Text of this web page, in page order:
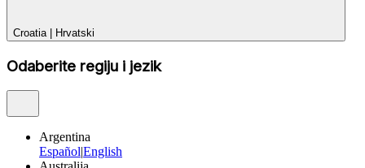
Croatia| Hrvatski
Odaberite regiju i jezik
Argentina
EspañolEnglish